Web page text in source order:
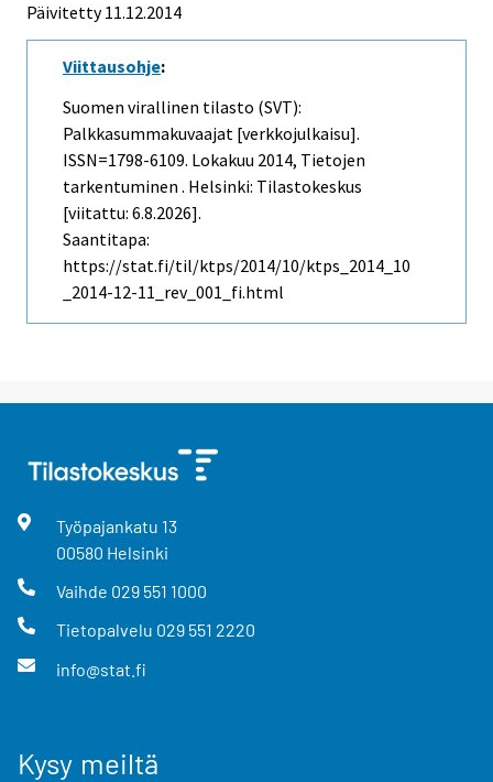
Päivitetty 11.12.2014
Viittausohje:
Suomen virallinen tilasto (SVT):
Palkkasummakuvaajat [verkkojulkaisu].
ISSN=1798-6109. Lokakuu 2014, Tietojen
tarkentuminen . Helsinki: Tilastokeskus
[viitattu: 6.8.2026].
Saantitapa:
https://stat.fi/til/ktps/2014/10/ktps_2014_10
_2014-12-11_rev_001_fi.html
Työpajankatu 13
00580 Helsinki
Vaihde 029 551 1000
Tietopalvelu 029 551 2220
info@stat.fi
Kysy meiltä